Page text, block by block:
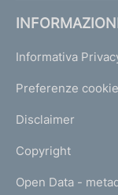
Informativa
Preferenze cookie
Disclaimer
Copyright
Open Data -